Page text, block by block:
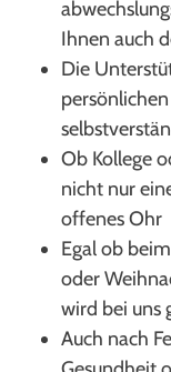
Ihnen auch
Die
Ob Kollege
nicht nur
offenes Ohr
Egal ob
oder
wird bei uns
Auch nach